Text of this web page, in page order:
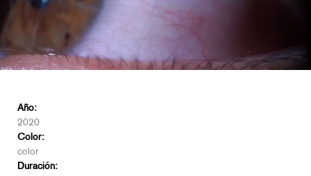
Año:
2020
Color:
color
Duración: